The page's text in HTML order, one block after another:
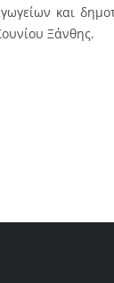
και
Ξάνθης.